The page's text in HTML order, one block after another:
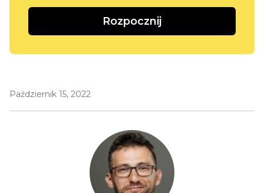
Rozpocznij
Październik 15, 2022